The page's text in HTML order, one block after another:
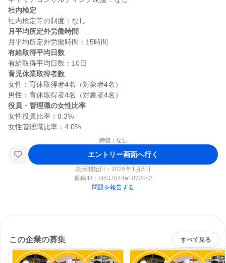
社内検定
月平均所定外労働時間
有給取得平均日数
育児休業取得者数
女性：育休取得者4名（対象者4名）
役員・管理職の女性比率
女性役員比率：8.3%
締切：なし
エントリー画面へ行く
表示開始日：2026年1月8日
原稿ID： bf537044e1022c52
問題を報告する
この企業の募集 すべて見る